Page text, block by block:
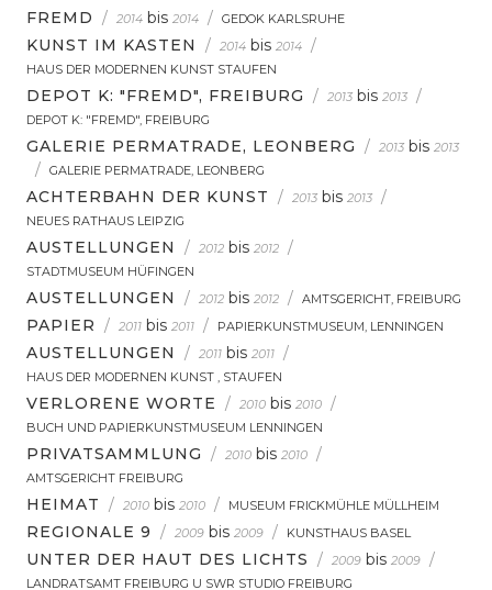
FREMD / 2014 bis 2014 / GEDOK KARLSRUHE
KUNST IM KASTEN / 2014 bis 2014 /
HAUS DER MODERNEN KUNST STAUFEN
DEPOT K: "FREMD", FREIBURG / 2013 bis 2013 /
DEPOT K: "FREMD", FREIBURG
GALERIE PERMATRADE, LEONBERG / 2013 bis 2013
/ GALERIE PERMATRADE, LEONBERG
ACHTERBAHN DER KUNST / 2013 bis 2013 /
NEUES RATHAUS LEIPZIG
AUSTELLUNGEN / 2012 bis 2012 /
STADTMUSEUM HÜFINGEN
AUSTELLUNGEN / 2012 bis 2012 / AMTSGERICHT, FREIBURG
PAPIER / 2011 bis 2011 / PAPIERKUNSTMUSEUM, LENNINGEN
AUSTELLUNGEN / 2011 bis 2011 /
HAUS DER MODERNEN KUNST , STAUFEN
VERLORENE WORTE / 2010 bis 2010 /
BUCH UND PAPIERKUNSTMUSEUM LENNINGEN
PRIVATSAMMLUNG / 2010 bis 2010 /
AMTSGERICHT FREIBURG
HEIMAT / 2010 bis 2010 / MUSEUM FRICKMÜHLE MÜLLHEIM
REGIONALE 9 / 2009 bis 2009 / KUNSTHAUS BASEL
UNTER DER HAUT DES LICHTS / 2009 bis 2009 /
LANDRATSAMT FREIBURG U SWR STUDIO FREIBURG